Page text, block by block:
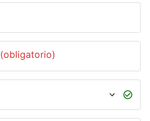
(obligatorio)